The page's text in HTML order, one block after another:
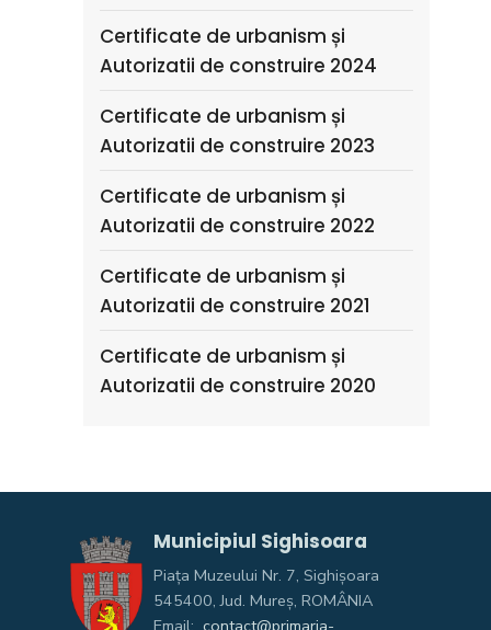
Certificate de urbanism și
Autorizatii de construire 2024
Certificate de urbanism și
Autorizatii de construire 2023
Certificate de urbanism și
Autorizatii de construire 2022
Certificate de urbanism și
Autorizatii de construire 2021
Certificate de urbanism și
Autorizatii de construire 2020
Municipiul Sighisoara
Piața Muzeului Nr. 7, Sighişoara
545400, Jud. Mureş, ROMÂNIA
Email: contact@primaria-